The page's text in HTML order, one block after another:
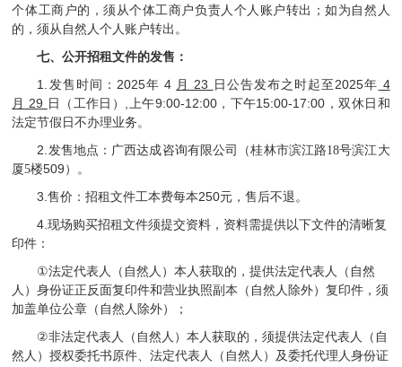
个体工商户的，须从个体工商户负 责人个人账户转出；如为自然人
的，须从自然人个人账户转出。
七、公开招租文件的发售：
1. 发售时间： 2025年 4 月 23 日公告发布之时起至2025年 4
月 29 日（工作日） ,上午9:00-12:00，下午15:00-17:00 ，双休日和
法定节假日不办理业务。
2.发售地点： 广西达成咨询有限公司（桂林市滨江路18号滨江大
厦5楼509 ）。
3.售价：招租文件工本费每本250元，售后不退。
4.现场购买招租文件须提交资料，资料需提供以下文件的清晰复
印件：
①法定代表人（ 自然人 ）本人获取的，提供法定代表人（ 自然
人 ）身份证正反面复印件和营业执照副本（自然人除外）复印件，须
加盖单位公章（自然人除外）；
②非法定代表人（ 自然人 ）本人获取的，须提供法定代表人（ 自
然人 ）授权委托书原件、法定代表人（ 自然人 ）及委托代理人身份证